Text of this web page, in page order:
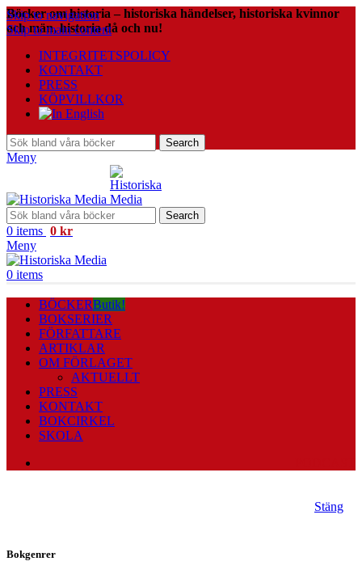
Skip to navigation
Skip to main content
Böcker om historia – historiska händelser, historiska kvinnor
och män, historia då och nu!
INTEGRITETSPOLICY
KONTAKT
PRESS
KÖPVILLKOR
Search
Meny
Search
0 items 0 kr
Meny
0 items
BÖCKERButik!
BOKSERIER
FÖRFATTARE
ARTIKLAR
OM FÖRLAGET
AKTUELLT
PRESS
KONTAKT
BOKCIRKEL
SKOLA
Stäng
Bokgenrer